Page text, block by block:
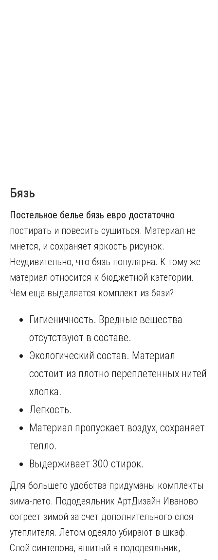
Бязь
Постельное белье бязь евро достаточно
постирать и повесить сушиться. Материал не
мнется, и сохраняет яркость рисунок.
Неудивительно, что бязь популярна. К тому же
материал относится к бюджетной категории.
Чем еще выделяется комплект из бязи?
Гигиеничность. Вредные вещества
отсутствуют в составе.
Экологический состав. Материал
состоит из плотно переплетенных нитей
хлопка.
Легкость.
Материал пропускает воздух, сохраняет
тепло.
Выдерживает 300 стирок.
Для большего удобства придуманы комплекты
зима-лето. Пододеяльник АртДизайн Иваново
согреет зимой за счет дополнительного слоя
утеплителя. Летом одеяло убирают в шкаф.
Слой синтепона, вшитый в пододеяльник,